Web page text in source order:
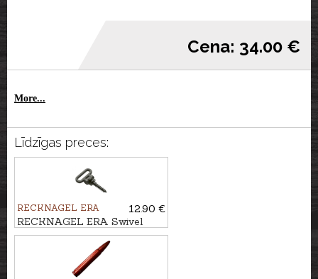
Cena: 34.00 €
More...
Līdzīgas preces:
RECKNAGEL ERA
12.90 €
RECKNAGEL ERA Swivel
mounting screw